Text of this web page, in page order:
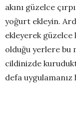
akını güzelce
yoğurt ekleyin.
ekleyerek güzelce
olduğu yerlere bu
cildinizde
defa uygulamanız